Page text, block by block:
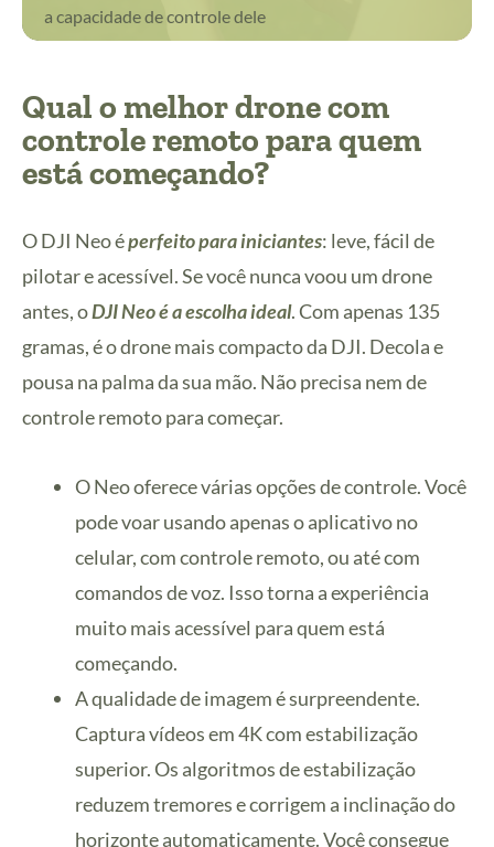
a capacidade de controle dele
Qual o melhor drone com
controle remoto para quem
está começando?
O DJI Neo éperfeito para iniciantes: leve, fácil de
pilotar e acessível. Se você nunca voou um drone
antes, oDJI Neo é a escolha ideal. Com apenas 135
gramas, é o drone mais compacto da DJI. Decola e
pousa na palma da sua mão. Não precisa nem de
controle remoto para começar.
O Neo oferece várias opções de controle. Você
pode voar usando apenas o aplicativo no
celular, com controle remoto, ou até com
comandos de voz. Isso torna a experiência
muito mais acessível para quem está
começando.
A qualidade de imagem é surpreendente.
Captura vídeos em 4K com estabilização
superior. Os algoritmos de estabilização
reduzem tremores e corrigem a inclinação do
horizonte automaticamente. Você consegue